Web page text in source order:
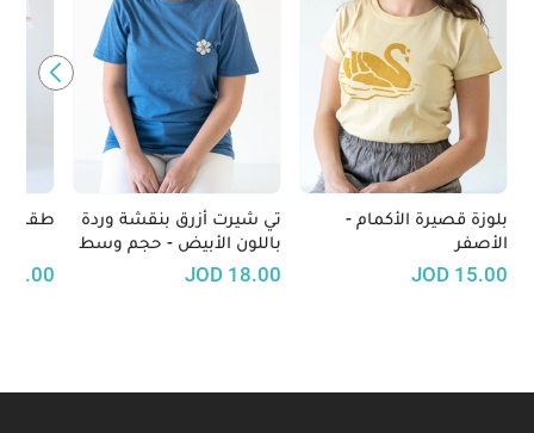
بلوزة قصيرة الأكمام -
الأصفر
15.00
JOD
تي شيرت أزرق بنقشة وردة
باللون الأبيض - حجم وسط
18.00
JOD
طقم
38.00